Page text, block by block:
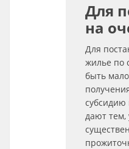
Для
на
Для
жилье по
быть
субсидию
дают тем,